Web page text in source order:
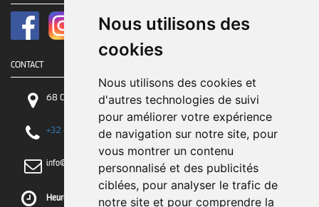
Nous utilisons des
cookies
Nous utilisons des cookies et
d'autres technologies de suivi
pour améliorer votre expérience
de navigation sur notre site, pour
vous montrer un contenu
personnalisé et des publicités
ciblées, pour analyser le trafic de
notre site et pour comprendre la
CONTACT
68 Chaussée de Tirlemont, 5030 Gembloux
+32 81 84 84 84
info@greenrobot.be
Heures d'ouverture :